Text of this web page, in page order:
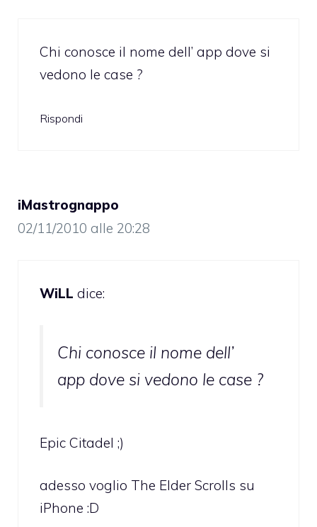
Chi conosce il nome dell’ app dove si
vedono le case ?
Rispondi
iMastrognappo
02/11/2010 alle 20:28
WiLL dice:
Chi conosce il nome dell’
app dove si vedono le case ?
Epic Citadel ;)
adesso voglio The Elder Scrolls su
iPhone :D